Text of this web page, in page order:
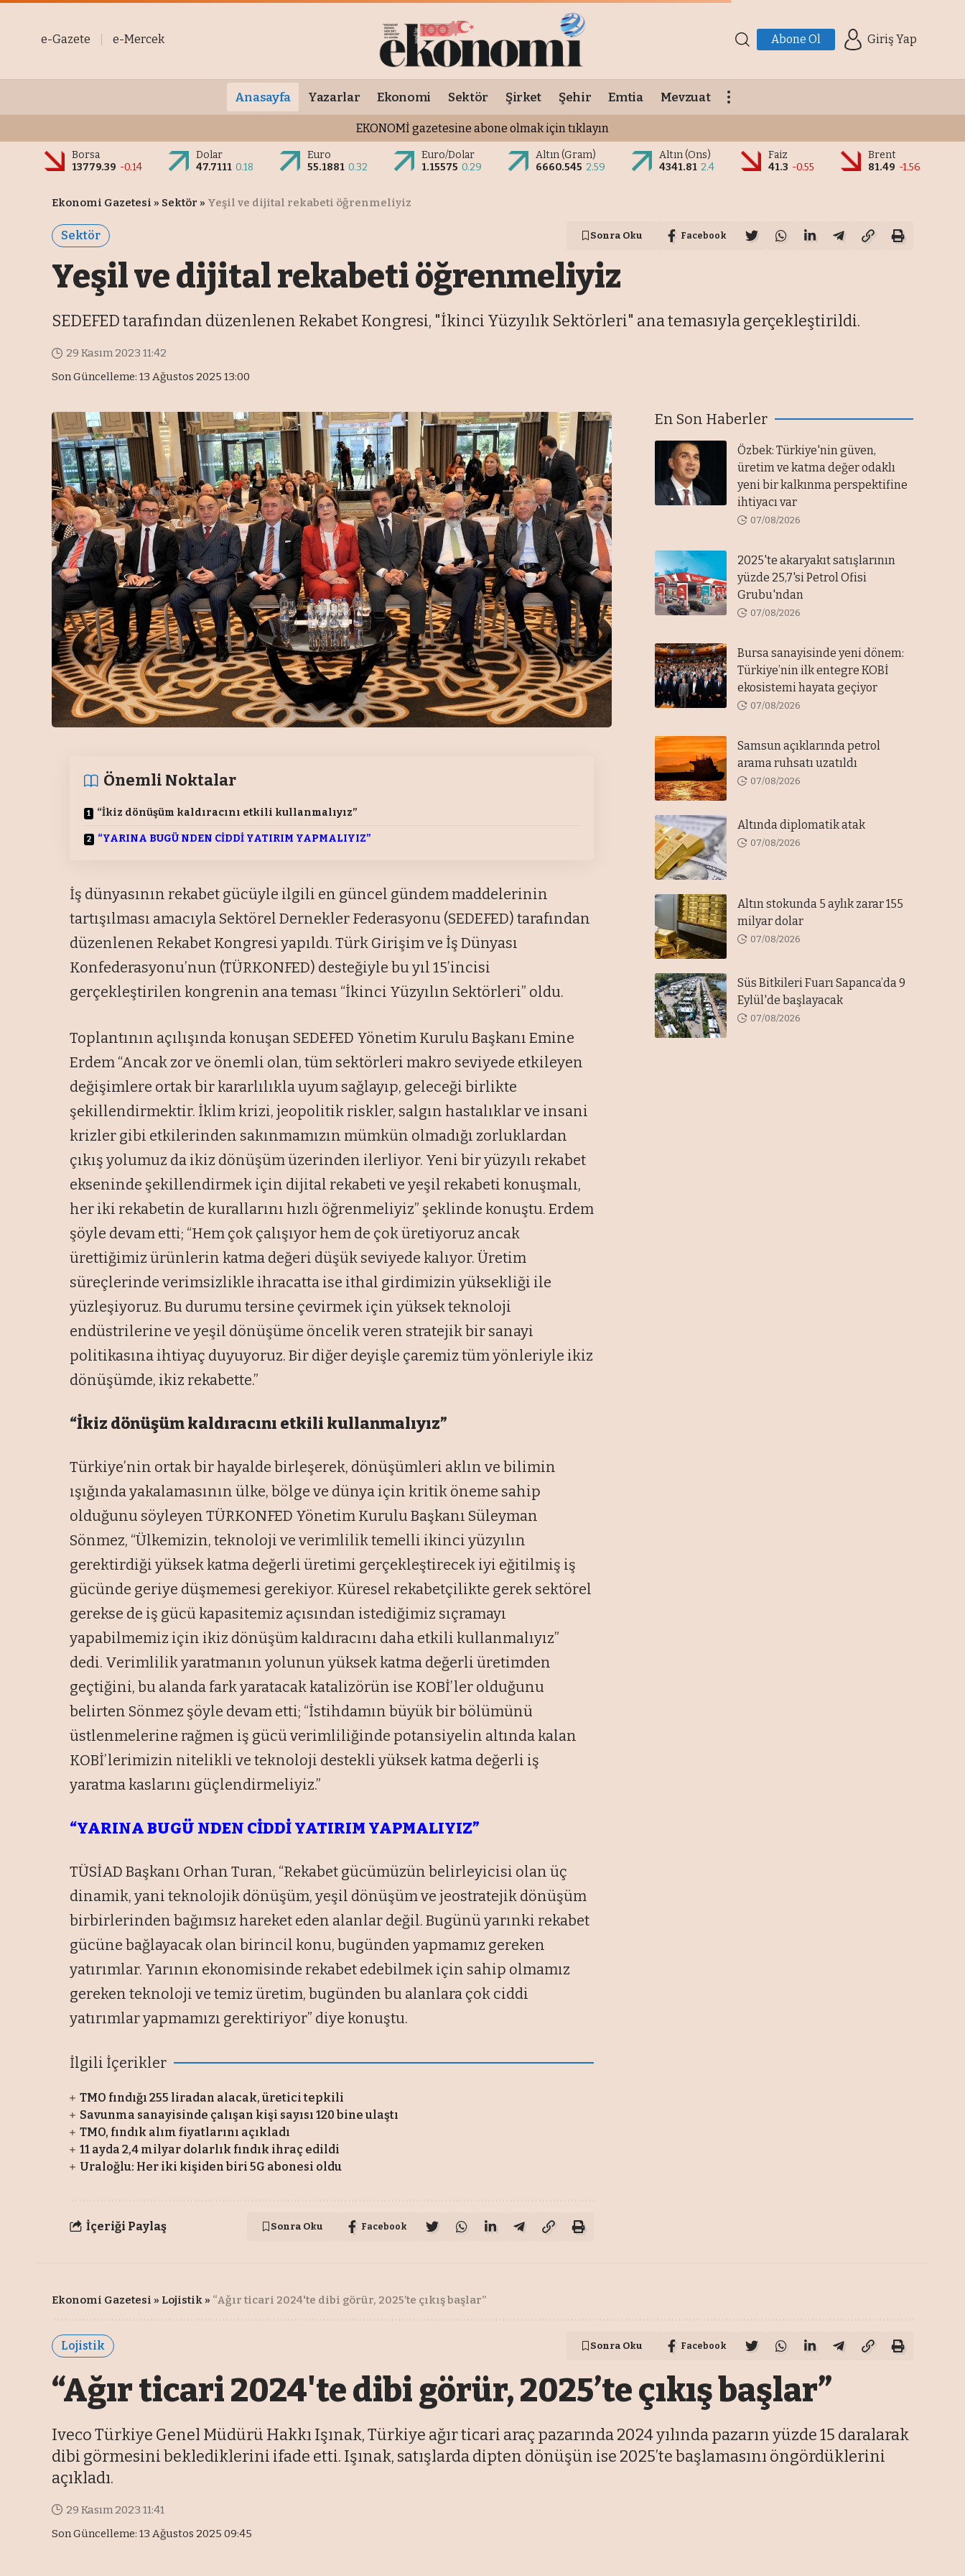
e-Gazete e-Mercek Abone Ol Giriş Yap
Anasayfa Yazarlar Ekonomi Sektör Şirket Şehir Emtia Mevzuat
EKONOMİ gazetesine abone olmak için tıklayın
Borsa
13779.39 -0.14
Dolar
47.7111 0.18
Euro
55.1881 0.32
Euro/Dolar
1.15575 0.29
Altın (Gram)
6660.545 2.59
Altın (Ons)
4341.81 2.4
Faiz
41.3 -0.55
Brent
81.49 -1.56
Ekonomi Gazetesi » Sektör » Yeşil ve dijital rekabeti öğrenmeliyiz
Sektör Sonra Oku Facebook
Yeşil ve dijital rekabeti öğrenmeliyiz
SEDEFED tarafından düzenlenen Rekabet Kongresi, "İkinci Yüzyılık Sektörleri" ana temasıyla gerçekleştirildi.
Son Güncelleme: 13 Ağustos 2025 13:00
29 Kasım 2023 11:42
Önemli Noktalar
“İkiz dönüşüm kaldıracını etkili kullanmalıyız”
“YARINA BUGÜ NDEN CİDDİ YATIRIM YAPMALIYIZ”
İş dünyasının rekabet gücüyle ilgili en güncel gündem maddelerinin
tartışılması amacıyla Sektörel Dernekler Federasyonu (SEDEFED) tarafından
düzenlenen Rekabet Kongresi yapıldı. Türk Girişim ve İş Dünyası
Konfederasyonu’nun (TÜRKONFED) desteğiyle bu yıl 15’incisi
gerçekleştirilen kongrenin ana teması “İkinci Yüzyılın Sektörleri” oldu.
Toplantının açılışında konuşan SEDEFED Yönetim Kurulu Başkanı Emine
Erdem “Ancak zor ve önemli olan, tüm sektörleri makro seviyede etkileyen
değişimlere ortak bir kararlılıkla uyum sağlayıp, geleceği birlikte
şekillendirmektir. İklim krizi, jeopolitik riskler, salgın hastalıklar ve insani
krizler gibi etkilerinden sakınmamızın mümkün olmadığı zorluklardan
çıkış yolumuz da ikiz dönüşüm üzerinden ilerliyor. Yeni bir yüzyılı rekabet
ekseninde şekillendirmek için dijital rekabeti ve yeşil rekabeti konuşmalı,
her iki rekabetin de kurallarını hızlı öğrenmeliyiz” şeklinde konuştu. Erdem
şöyle devam etti; “Hem çok çalışıyor hem de çok üretiyoruz ancak
ürettiğimiz ürünlerin katma değeri düşük seviyede kalıyor. Üretim
süreçlerinde verimsizlikle ihracatta ise ithal girdimizin yüksekliği ile
yüzleşiyoruz. Bu durumu tersine çevirmek için yüksek teknoloji
endüstrilerine ve yeşil dönüşüme öncelik veren stratejik bir sanayi
politikasına ihtiyaç duyuyoruz. Bir diğer deyişle çaremiz tüm yönleriyle ikiz
dönüşümde, ikiz rekabette.”
“İkiz dönüşüm kaldıracını etkili kullanmalıyız”
Türkiye’nin ortak bir hayalde birleşerek, dönüşümleri aklın ve bilimin
ışığında yakalamasının ülke, bölge ve dünya için kritik öneme sahip
olduğunu söyleyen TÜRKONFED Yönetim Kurulu Başkanı Süleyman
Sönmez, “Ülkemizin, teknoloji ve verimlilik temelli ikinci yüzyılın
gerektirdiği yüksek katma değerli üretimi gerçekleştirecek iyi eğitilmiş iş
gücünde geriye düşmemesi gerekiyor. Küresel rekabetçilikte gerek sektörel
gerekse de iş gücü kapasitemiz açısından istediğimiz sıçramayı
yapabilmemiz için ikiz dönüşüm kaldıracını daha etkili kullanmalıyız”
dedi. Verimlilik yaratmanın yolunun yüksek katma değerli üretimden
geçtiğini, bu alanda fark yaratacak katalizörün ise KOBİ’ler olduğunu
belirten Sönmez şöyle devam etti; “İstihdamın büyük bir bölümünü
üstlenmelerine rağmen iş gücü verimliliğinde potansiyelin altında kalan
KOBİ’lerimizin nitelikli ve teknoloji destekli yüksek katma değerli iş
yaratma kaslarını güçlendirmeliyiz.”
“YARINA BUGÜ NDEN CİDDİ YATIRIM YAPMALIYIZ”
TÜSİAD Başkanı Orhan Turan, “Rekabet gücümüzün belirleyicisi olan üç
dinamik, yani teknolojik dönüşüm, yeşil dönüşüm ve jeostratejik dönüşüm
birbirlerinden bağımsız hareket eden alanlar değil. Bugünü yarınki rekabet
gücüne bağlayacak olan birincil konu, bugünden yapmamız gereken
yatırımlar. Yarının ekonomisinde rekabet edebilmek için sahip olmamız
gereken teknoloji ve temiz üretim, bugünden bu alanlara çok ciddi
yatırımlar yapmamızı gerektiriyor” diye konuştu.
İlgili İçerikler
TMO fındığı 255 liradan alacak, üretici tepkili
Savunma sanayisinde çalışan kişi sayısı 120 bine ulaştı
TMO, fındık alım fiyatlarını açıkladı
11 ayda 2,4 milyar dolarlık fındık ihraç edildi
Uraloğlu: Her iki kişiden biri 5G abonesi oldu
İçeriği Paylaş Sonra Oku Facebook
En Son Haberler
Özbek: Türkiye'nin güven,
üretim ve katma değer odaklı
yeni bir kalkınma perspektifine
ihtiyacı var
07/08/2026
2025'te akaryakıt satışlarının
yüzde 25,7'si Petrol Ofisi
Grubu'ndan
07/08/2026
Bursa sanayisinde yeni dönem:
Türkiye’nin ilk entegre KOBİ
ekosistemi hayata geçiyor
07/08/2026
Samsun açıklarında petrol
arama ruhsatı uzatıldı
07/08/2026
Altında diplomatik atak
07/08/2026
Altın stokunda 5 aylık zarar 155
milyar dolar
07/08/2026
Süs Bitkileri Fuarı Sapanca’da 9
Eylül'de başlayacak
07/08/2026
Ekonomi Gazetesi » Lojistik » “Ağır ticari 2024'te dibi görür, 2025’te çıkış başlar”
Lojistik Sonra Oku Facebook
“Ağır ticari 2024'te dibi görür, 2025’te çıkış başlar”
Iveco Türkiye Genel Müdürü Hakkı Işınak, Türkiye ağır ticari araç pazarında 2024 yılında pazarın yüzde 15 daralarak
dibi görmesini beklediklerini ifade etti. Işınak, satışlarda dipten dönüşün ise 2025’te başlamasını öngördüklerini
açıkladı.
Son Güncelleme: 13 Ağustos 2025 09:45
29 Kasım 2023 11:41